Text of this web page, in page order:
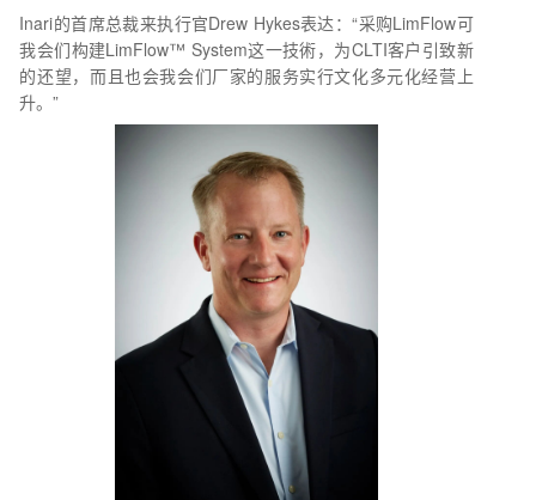
Inari的首席总裁来执行官Drew Hykes表达：“采购LimFlow可
我会们构建LimFlow™ System这一技術，为CLTI客户引致新
的还望，而且也会我会们厂家的服务实行文化多元化经营上
升。”